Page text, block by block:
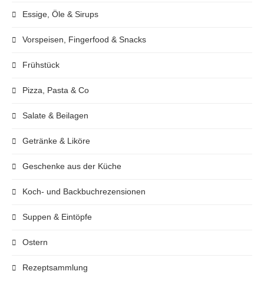
Essige, Öle & Sirups
Vorspeisen, Fingerfood & Snacks
Frühstück
Pizza, Pasta & Co
Salate & Beilagen
Getränke & Liköre
Geschenke aus der Küche
Koch- und Backbuchrezensionen
Suppen & Eintöpfe
Ostern
Rezeptsammlung